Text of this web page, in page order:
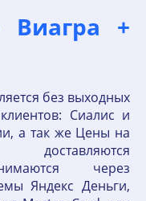
Виагра +
без выходных
Сиалис и
а так же Цены на
через
Яндекс Деньги,